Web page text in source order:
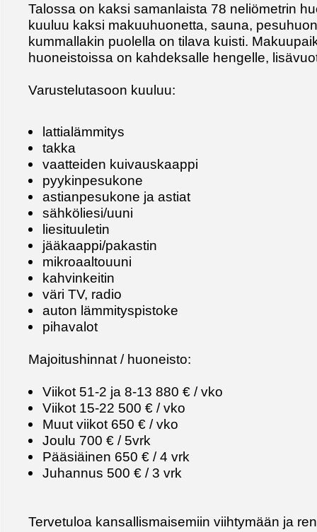
Talossa on kaksi samanlaista 78 neliömetrin
kuuluu kaksi makuuhuonetta, sauna,
kummallakin puolella on tilava kuisti.
huoneistoissa on kahdeksalle hengelle,
Varustelutasoon kuuluu:
lattialämmitys
takka
vaatteiden kuivauskaappi
pyykinpesukone
astianpesukone ja astiat
sähköliesi/uuni
liesituuletin
jääkaappi/pakastin
mikroaaltouuni
kahvinkeitin
väri TV, radio
auton lämmityspistoke
pihavalot
Majoitushinnat / huoneisto:
Viikot 51-2 ja 8-13 880 € / vko
Viikot 15-22 500 € / vko
Muut viikot 650 € / vko
Joulu 700 € / 5vrk
Pääsiäinen 650 € / 4 vrk
Juhannus 500 € / 3 vrk
Tervetuloa kansallismaisemiin viihtymään ja